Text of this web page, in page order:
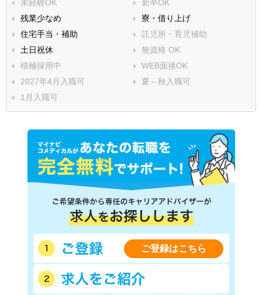
未経験OK
新卒OK
残業少なめ
寮・借り上げ
住宅手当・補助
託児所・育児補助
土日祝休
無資格 OK
積極採用中
WEB面接OK
2027年4月入職可
夏～秋入職可
1月入職可
ご登録はこちら